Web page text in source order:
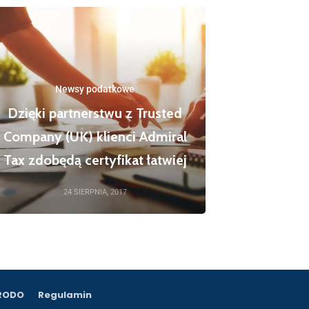
Newsy podatkowe
Dzięki partnerstwu z Trusted
Company (UK) klienci Admiral
Tax zdobędą certyfikat łatwiej
24 SIERPNIA, 2017
Regulamin